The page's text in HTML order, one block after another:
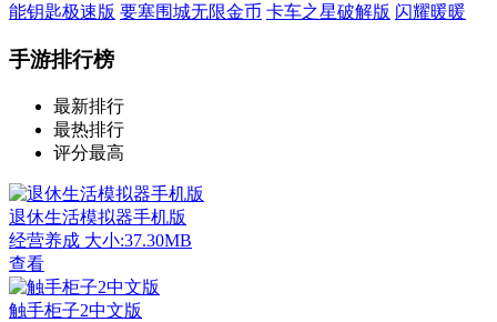
能钥匙极速版 要塞围城无限金币 卡车之星破解版 闪耀暖暖
手游排行榜
最新排行
最热排行
评分最高
退休生活模拟器手机版
经营养成 大小:37.30MB
查看
触手柜子2中文版